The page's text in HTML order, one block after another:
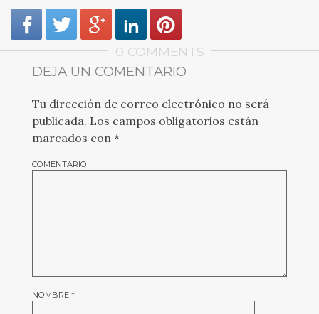
0 COMMENTS
DEJA UN COMENTARIO
Tu dirección de correo electrónico no será
publicada. Los campos obligatorios están
marcados con *
COMENTARIO
NOMBRE *